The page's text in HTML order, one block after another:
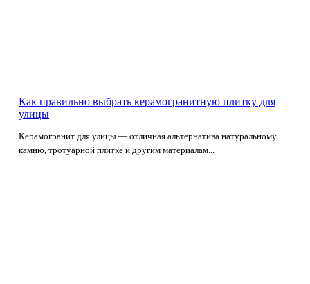
Как правильно выбрать керамогранитную плитку для
улицы
Керамогранит для улицы — отличная альтернатива натуральному
камню, тротуарной плитке и другим материалам...